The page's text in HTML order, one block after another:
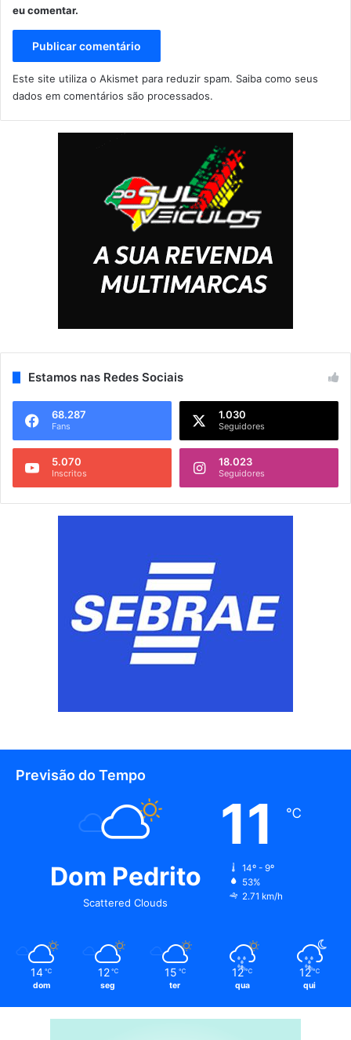
eu comentar.
Este site utiliza o Akismet para reduzir spam. Saiba como seus
dados em comentários são processados.
Estamos nas Redes Sociais
68.287
Fans
1.030
Seguidores
5.070
Inscritos
18.023
Seguidores
Previsão do Tempo
Dom Pedrito
Scattered Clouds
11 ℃
14º - 9º
53%
2.71 km/h
14 ℃
dom
12 ℃
seg
15 ℃
ter
12 ℃
qua
12 ℃
qui